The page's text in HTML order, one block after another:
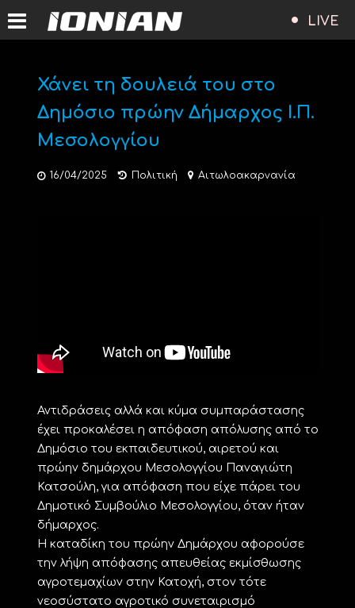
LIVE
Χάνει τη δουλειά του στο
Δημόσιο πρώην Δήμαρχος Ι.Π.
Μεσολογγίου
16/04/2025 Πολιτική Αιτωλοακαρνανία
Αντιδράσεις αλλά και κύμα συμπαράστασης
έχει προκαλέσει η απόφαση απόλυσης από το
Δημόσιο του εκπαιδευτικού, αιρετού και
πρώην δημάρχου Μεσολογγίου Παναγιώτη
Κατσούλη, για απόφαση που είχε πάρει του
Δημοτικό Συμβούλιο Μεσολογγίου, όταν ήταν
δήμαρχος.
Η καταδίκη του πρώην Δημάρχου αφορούσε
την λήψη απόφασης απευθείας εκμίσθωσης
αγροτεμαχίων στην Κατοχή, στον τότε
νεοσύστατο αγροτικό συνεταιρισμό